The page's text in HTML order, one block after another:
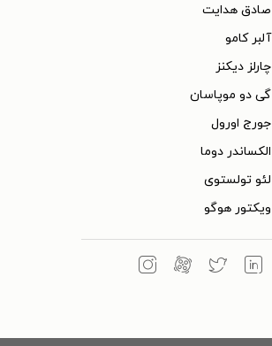
صادق هدایت
آلبر کامو
چارلز دیکنز
گی دو موپاسان
جورج اورول
الکساندر دوما
لئو تولستوی
ویکتور هوگو